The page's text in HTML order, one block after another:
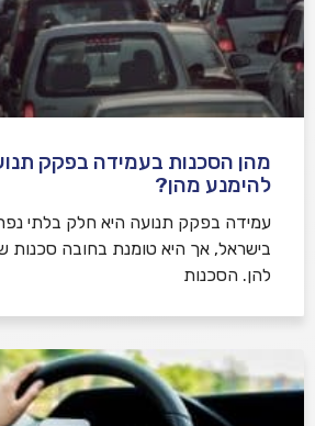
מהן הסכנות בעמידה בפקק
להימנע מהן?
עמידה בפקק תנועה היא חלק בלתי
בישראל, אך היא טומנת בחובה סכנות
להן. הסכנות